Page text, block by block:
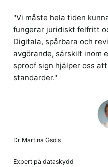
"Vi måste hela tiden
fungerar juridiskt felfritt
Digitala, spårbara och
avgörande, särskilt inom
sproof sign hjälper oss
standarder."
Dr Martina Gsöls
Expert på dataskydd